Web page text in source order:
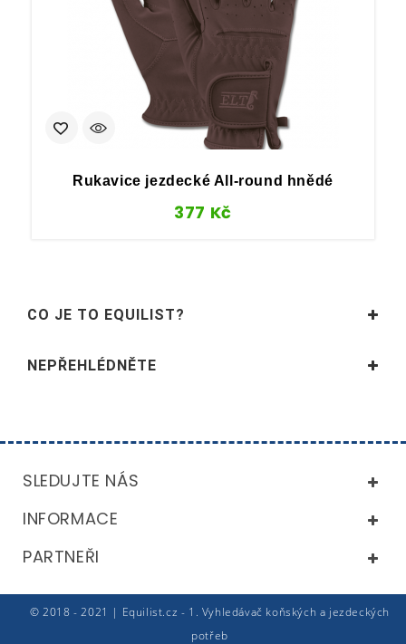
Rukavice jezdecké All-round hnědé
377 Kč
CO JE TO EQUILIST?
NEPŘEHLÉDNĚTE
SLEDUJTE NÁS
INFORMACE
PARTNEŘI
© 2018 - 2021 | Equilist.cz - 1. Vyhledávač koňských a jezdeckých
potřeb